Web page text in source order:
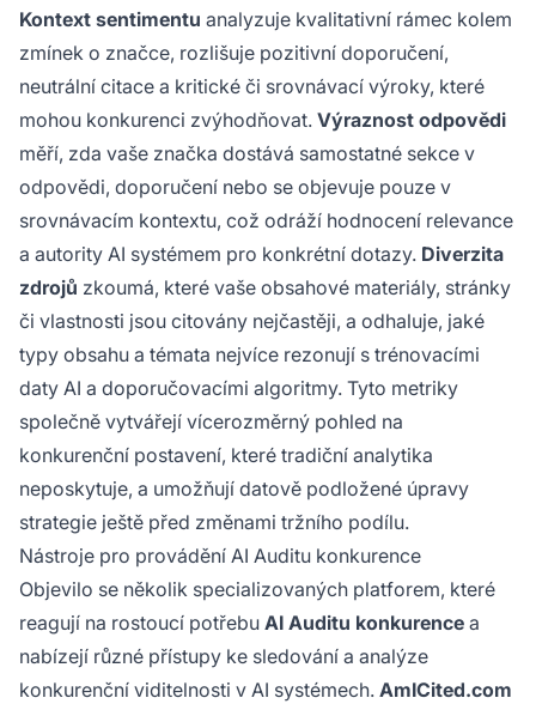
Kontext sentimentu analyzuje kvalitativní rámec kolem
zmínek o značce, rozlišuje pozitivní doporučení,
neutrální citace a kritické či srovnávací výroky, které
mohou konkurenci zvýhodňovat. Výraznost odpovědi
měří, zda vaše značka dostává samostatné sekce v
odpovědi, doporučení nebo se objevuje pouze v
srovnávacím kontextu, což odráží hodnocení relevance
a autority AI systémem pro konkrétní dotazy. Diverzita
zdrojů zkoumá, které vaše obsahové materiály, stránky
či vlastnosti jsou citovány nejčastěji, a odhaluje, jaké
typy obsahu a témata nejvíce rezonují s trénovacími
daty AI a doporučovacími algoritmy. Tyto metriky
společně vytvářejí vícerozměrný pohled na
konkurenční postavení, které tradiční analytika
neposkytuje, a umožňují datově podložené úpravy
strategie ještě před změnami tržního podílu.
Nástroje pro provádění AI Auditu konkurence
Objevilo se několik specializovaných platforem, které
reagují na rostoucí potřebu AI Auditu konkurence a
nabízejí různé přístupy ke sledování a analýze
konkurenční viditelnosti v AI systémech. AmICited.com